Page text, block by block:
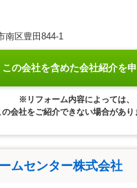
南区豊田844-1
この会社を含めた会社紹介を
※リフォーム内容によっては、
の会社をご紹介できない場合があり
ムセンター株式会社